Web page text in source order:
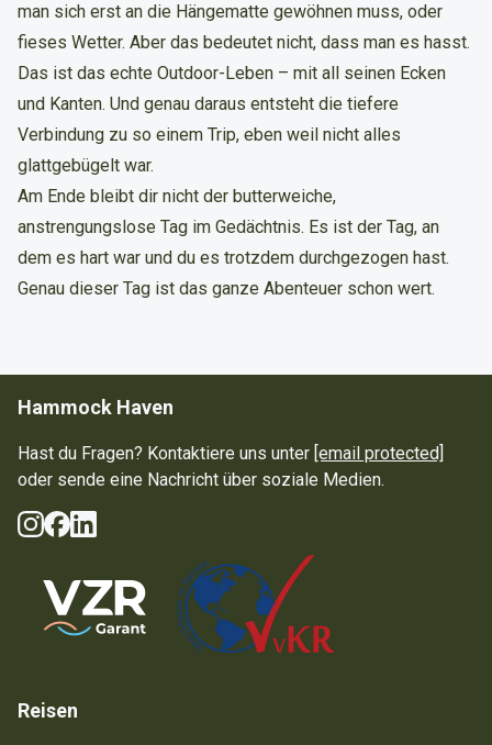
man sich erst an die Hängematte gewöhnen muss, oder
fieses Wetter. Aber das bedeutet nicht, dass man es hasst.
Das ist das echte Outdoor-Leben – mit all seinen Ecken
und Kanten. Und genau daraus entsteht die tiefere
Verbindung zu so einem Trip, eben weil nicht alles
glattgebügelt war.
Am Ende bleibt dir nicht der butterweiche,
anstrengungslose Tag im Gedächtnis. Es ist der Tag, an
dem es hart war und du es trotzdem durchgezogen hast.
Genau dieser Tag ist das ganze Abenteuer schon wert.
Hammock Haven
Hast du Fragen? Kontaktiere uns unter [email protected]
oder sende eine Nachricht über soziale Medien.
Soziale Medien
Instagram
Facebook
LinkedIn
Reisen